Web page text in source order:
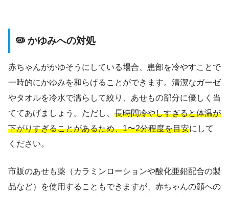
🦠 かゆみへの対処
赤ちゃんがかゆそうにしている場合、患部を冷やすことで
一時的にかゆみを和らげることができます。清潔なガーゼ
やタオルを冷水で濡らして絞り、あせもの部分に優しく当
ててあげましょう。ただし、 長時間冷やしすぎると体温が
下がりすぎることがあるため、1〜2分程度を目安にして
ください。
市販のあせも薬（カラミンローションや酸化亜鉛配合の製
品など）を使用することもできますが、赤ちゃんの顔への